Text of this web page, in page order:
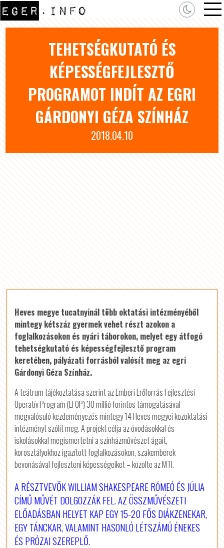
TEHETSÉGKUTATÓ ÉS
KÉPESSÉGFEJLESZTŐ
PROGRAMOT INDÍT AZ EGRI
GÁRDONYI GÉZA SZÍNHÁZ
2018.04.10
Heves megye tucatnyinál több oktatási intézményéből
mintegy kétszáz gyermek vehet részt azokon a
foglalkozásokon és nyári táborokon, melyet egy átfogó
tehetségkutató és képességfejlesztő program
keretében, pályázati forrásból valósít meg az egri
Gárdonyi Géza Színház.
A teátrum tájékoztatása szerint az Emberi Erőforrás Fejlesztési
Operatív Program (EFOP) 30 millió forintos támogatásával
megvalósuló kezdeményezés mintegy 14 Heves megyei közoktatási
intézményt szólít meg. A projekt célja az óvodásokkal és
iskolásokkal megismertetni a színházművészet ágait,
korosztályokhoz igazított foglalkozásokon, szakemberek
bevonásával fejleszteni képességeiket – közölte az MTI.
A RÉSZTVEVŐK WILLIAM SHAKESPEARE RÓMEÓ ÉS JÚLIA
CÍMŰ MŰVÉT DOLGOZZÁK FEL. AZ ÖSSZMŰVÉSZETI
ELŐADÁSBAN HELYET KAP EGY 15-20 FŐS DIÁKZENEKAR,
EGY TÁNCKAR, VALAMINT HASONLÓ LÉTSZÁMÚ ÉNEKES
ÉS PRÓZAI SZEREPLŐ.